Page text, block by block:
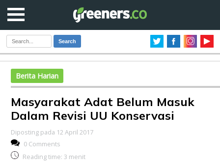
Search
Berita Harian
Masyarakat Adat Belum Masuk
Dalam Revisi UU Konservasi
Diposting pada 12 April 2017
0 Comments
Reading time: 3 menit